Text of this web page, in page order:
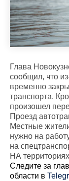
Глава
сообщил, что
временно
транспорта.
произошел
Проезд
Местные
нужно на
на
НА
Cледите за
области в